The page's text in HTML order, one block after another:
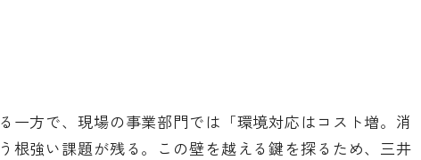
一方で、現場の事業部門では「環境対応はコスト増。消
根強い課題が残る。この壁を越える鍵を探るため、三井